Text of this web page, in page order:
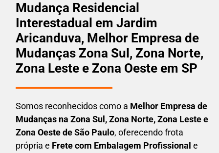
Mudança Residencial
Interestadual em Jardim
Aricanduva, Melhor Empresa de
Mudanças Zona Sul, Zona Norte,
Zona Leste e Zona Oeste em SP
Somos reconhecidos como a Melhor Empresa de
Mudanças na Zona Sul, Zona Norte, Zona Leste e
Zona Oeste de São Paulo, oferecendo frota
própria e Frete com Embalagem Profissional e